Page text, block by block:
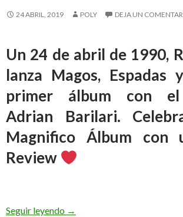
24 ABRIL, 2019 POLY DEJA UN
Un 24 de abril de 1990,
lanza Magos, Espadas
primer álbum con el
Adrian Barilari.
Magnifico Álbum con
Review
Seguir leyendo Magos, Espadas y Rosas
→